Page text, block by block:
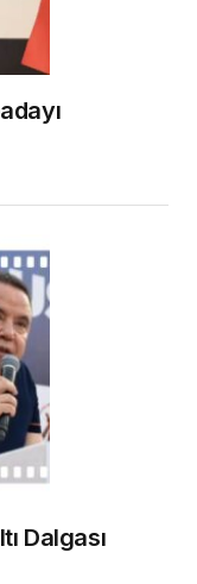
Dalgası